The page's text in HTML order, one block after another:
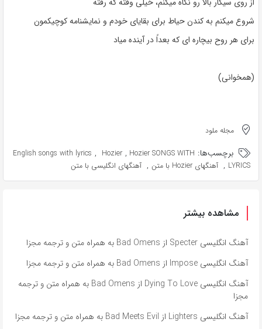
شروع میکنم به کندن حیاط برای بقایای خودم و نمایشنامه کوچیکمون
برای هر روح بیچاره ای که بعداً در آینده میاد
(همخوانی)
مجله ملود
برچسب‌ها: English songs with lyrics , Hozier , Hozier SONGS WITH
LYRICS
, آهنگهای Hozier با متن , آهنگهای انگلیسی با متن
مشاهده بیشتر
آهنگ انگلیسی Specter از Bad Omens به همراه متن و ترجمه مجزا
آهنگ انگلیسی Impose از Bad Omens به همراه متن و ترجمه مجزا
آهنگ انگلیسی Dying To Love از Bad Omens به همراه متن و ترجمه
مجزا
آهنگ انگلیسی Lighters از Bad Meets Evil به همراه متن و ترجمه مجزا